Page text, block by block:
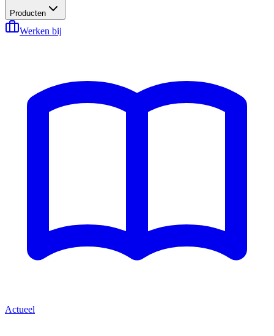
Producten
Werken bij
Actueel